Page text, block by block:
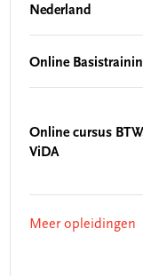
Nederland
Online
Online cursus
ViDA
Meer opleidingen